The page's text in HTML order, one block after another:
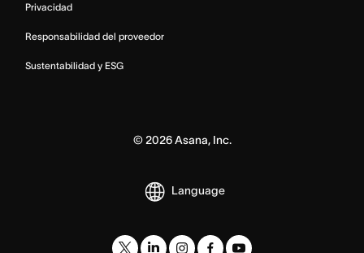
Privacidad
Responsabilidad del proveedor
Sustentabilidad y ESG
© 2026Asana, Inc.
Language